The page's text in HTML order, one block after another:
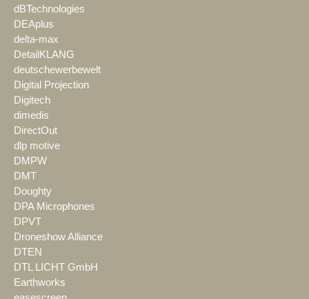
dBTechnologies
DEAplus
delta-max
DetailKLANG
deutschewerbewelt
Digital Projection
Digitech
dimedis
DirectOut
dlp motive
DMPW
DMT
Doughty
DPA Microphones
DPVT
Droneshow Alliance
DTEN
DTL LICHT GmbH
Earthworks